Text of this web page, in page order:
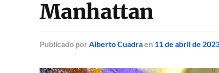
Manhattan
Publicado por Alberto Cuadraen 11 de abril de